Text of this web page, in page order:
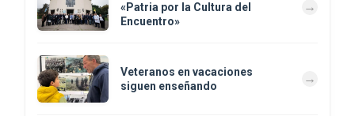
«Patria por la Cultura del
Encuentro»
Veteranos en vacaciones
siguen enseñando